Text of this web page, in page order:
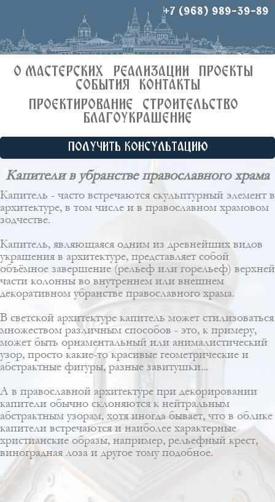
+7 (968) 989-39-89
О МАСТЕРСКИХ РЕАЛИЗАЦИИ
ПРОЕКТЫ
СОБЫТИЯ
КОНТАКТЫ
ПРОЕКТИРОВАНИЕ
СТРОИТЕЛЬСТВО
БЛАГОУКРАШЕНИЕ
ПОЛУЧИТЬ КОНСУЛЬТАЦИЮ
Капители в убранстве православного храма
Капитель - часто встречаются скульптурный элемент в
архитектуре, в том числе и в православном храмовом
зодчестве.
Капитель, являющаяся одним из древнейших видов
украшения в архитектуре, представляет собой
объёмное завершение (рельеф или горельеф) верхней
части колонны во внутреннем или внешнем
декоративном убранстве православного храма.
В светской архитектуре капитель может стилизоваться
множеством различным способов - это, к примеру,
может быть орнаментальный или анималистический
узор, просто какие-то красивые геометрические и
абстрактные фигуры, разные завитушки...
А в православной архитектуре при декорировании
капители обычно склоняются к нейтральным
абстрактным узорам, хотя иногда бывает, что в облике
капители встречаются и наиболее характерные
христианские образы, например, рельефный крест,
виноградная лоза и другое тому подобное.